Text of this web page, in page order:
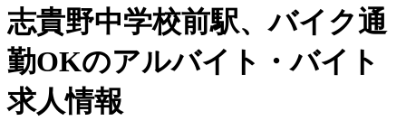
志貴野中学校前駅、バイク通
勤OKのアルバイト・バイト
求人情報